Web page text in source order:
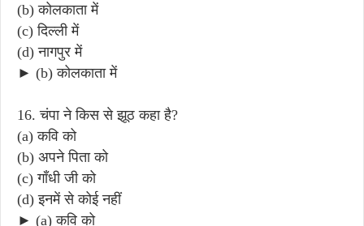
(b) कोलकाता में
(c) दिल्ली में
(d) नागपुर में
► (b) कोलकाता में
16. चंपा ने किस से झूठ कहा है?
(a) कवि को
(b) अपने पिता को
(c) गाँधी जी को
(d) इनमें से कोई नहीं
► (a) कवि को